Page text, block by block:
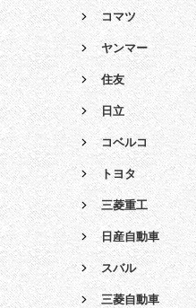
コマツ
ヤンマー
住友
日立
コベルコ
トヨタ
三菱重工
日産自動車
スバル
三菱自動車